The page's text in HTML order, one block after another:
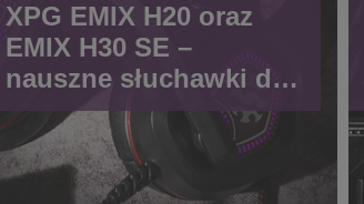
XPG EMIX H20 oraz
EMIX H30 SE –
nauszne słuchawki dla
graczy od ADATA